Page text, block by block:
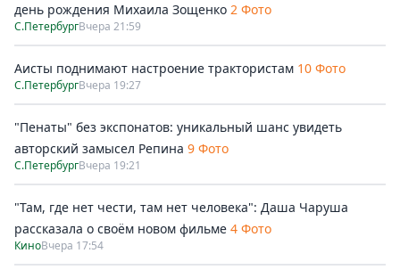
день рождения Михаила Зощенко 2 Фото
С.ПетербургВчера 21:59
Аисты поднимают настроение трактористам 10 Фото
С.ПетербургВчера 19:27
"Пенаты" без экспонатов: уникальный шанс увидеть
авторский замысел Репина 9 Фото
С.ПетербургВчера 19:21
"Там, где нет чести, там нет человека": Даша Чаруша
рассказала о своём новом фильме 4 Фото
КиноВчера 17:54